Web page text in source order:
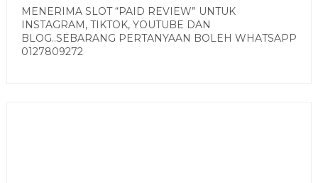
MENERIMA SLOT “PAID REVIEW” UNTUK
INSTAGRAM, TIKTOK, YOUTUBE DAN
BLOG..SEBARANG PERTANYAAN BOLEH WHATSAPP
0127809272